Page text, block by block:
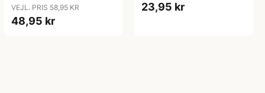
farver, 60 g/ 1 pk.
VEJL. PRIS 58,95 KR
48,95 kr
23,95 kr